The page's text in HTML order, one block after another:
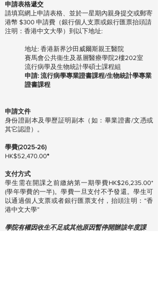
申請表格遞交
請填寫網上申請表格、並於一星期內親身提交或郵寄
港幣 $300 申請費（銀行個人支票或銀行匯票抬頭請
注明：香港中文大學）到以下地址:
地址: 香港新界沙田威爾斯親王醫院
賽馬會公共衞生及基層醫療學院2樓202室
流行病學及生物統計學碩士課程組
申請: 流行病學專業證書課程/生物統計學專業
證書課程
申請文件
身份證副本及學歷証明副本（如：畢業證書/文憑或
其它認證）。
學費(2025-26)
HK$52,470.00*
支付方式
學生需在開課之前繳納第一期學費HK$26,235.00*
(學年學費的一半)。學費一旦支付不予發還。學生可
以通過個人支票或者銀行匯票支付，抬頭注明：“香
港中文大學”
學院有權因收生不足或其他原因暫停開辦該年度課